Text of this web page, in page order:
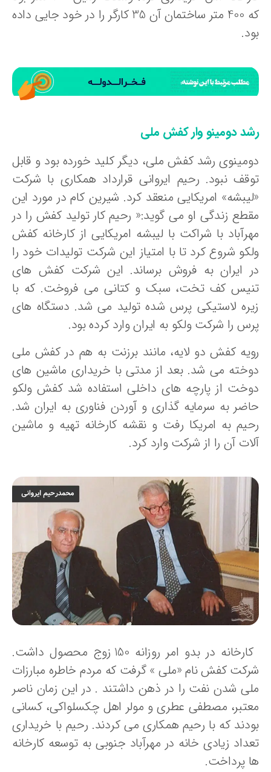
که 400 متر ساختمان آن 35 کارگر را در خود جایی داده
دومینو وار کفش ملی
رشد کفش ملی، دیگر کلید خورده بود و قابل
نبود. رحیم ایروانی قرارداد همکاری با شرکت
امریکایی منعقد کرد. شیرین کام در مورد این
زندگی او می گوید:« رحیم کار تولید کفش را در
با شراکت با لیبشه امریکایی از کارخانه کفش
شروع کرد تا با امتیاز این شرکت تولیدات خود را
ایران به فروش برساند. این شرکت کفش های
کف تخت، سبک و کتانی می فروخت. که با
لاستیکی پرس شده تولید می شد. دستگاه های
را شرکت ولکو به ایران وارد کرده بود.
کفش دو لایه، مانند برزنت به هم در کفش ملی
می شد. بعد از مدتی با خریداری ماشین های
از پارچه های داخلی استفاده شد کفش ولکو
به سرمایه گذاری و آوردن فناوری به ایران شد.
به امریکا رفت و نقشه کارخانه تهیه و ماشین
آن را از شرکت وارد کرد.
کارخانه در بدو امر روزانه 150 زوج محصول داشت.
کفش نام «ملی » گرفت که مردم خاطره مبارزات
شدن نفت را در ذهن داشتند . در این زمان ناصر
مصطفی عطری و مولر اهل چکسلواکی، کسانی
که با رحیم همکاری می کردند. رحیم با خریداری
زیادی خانه در مهرآباد جنوبی به توسعه کارخانه
پرداخت.